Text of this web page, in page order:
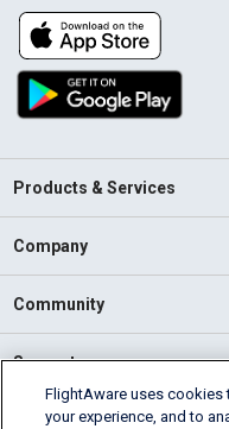
Products & Services
Company
Community
Support
English (USA)
FlightAware uses cookies
your experience, and to